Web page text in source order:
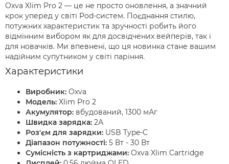
Oxva Xlim Pro 2 — це не просто оновлення, а значний
крок уперед у світі Pod-систем. Поєднання стилю,
потужних характеристик та зручності робить його
відмінним вибором як для досвідчених вейперів, так і
для новачків. Ми впевнені, що ця новинка стане вашим
надійним супутником у світі паріння.
Характеристики
Виробник: Oxva
Модель: Xlim Pro 2
Акумулятор: вбудований, 1300 мАг
Швидка зарядка: 2А
Роз'єм для зарядки: USB Type-C
Діапазон потужності: 5 Вт - 30 Вт
Сумісність з картриджами: Oxva Xlim Cartridge